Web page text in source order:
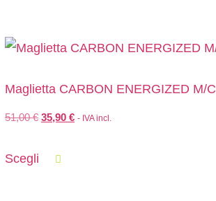
Maglietta CARBON ENERGIZED M/C
51,00€ 35,90 € - IVA incl.
Scegli